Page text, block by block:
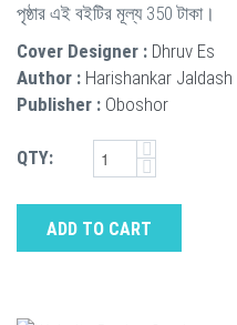
পৃষ্ঠার এই বইটির মূল্য 350 টাকা।
Cover Designer : Dhruv Es
Author : Harishankar Jaldash
Publisher : Oboshor
QTY:
ADD TO CART